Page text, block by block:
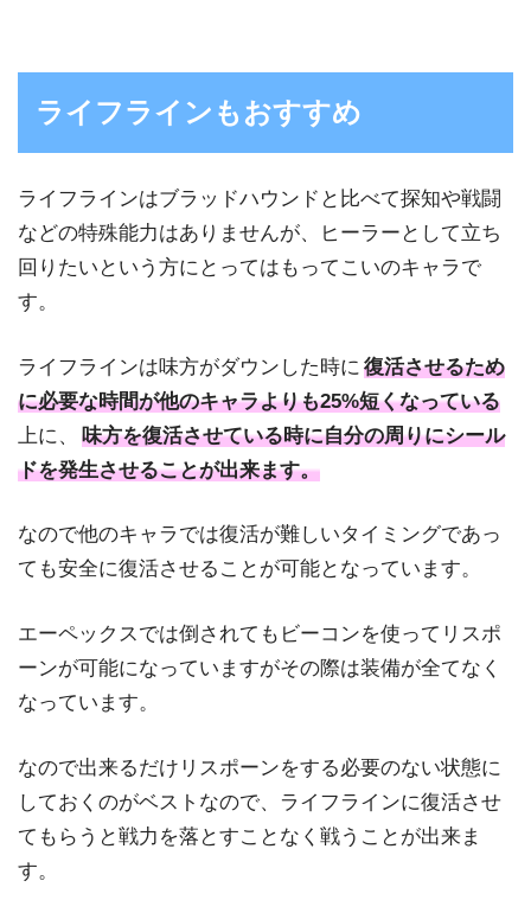
ライフラインもおすすめ
ライフラインはブラッドハウンドと比べて探知や戦闘
などの特殊能力はありませんが、ヒーラーとして立ち
回りたいという方にとってはもってこいのキャラで
す。
ライフラインは味方がダウンした時に 復活させるため
に必要な時間が他のキャラよりも25%短くなっている
上に、
味方を復活させている時に自分の周りにシール
ドを発生させることが出来ます。
なので他のキャラでは復活が難しいタイミングであっ
ても安全に復活させることが可能となっています。
エーペックスでは倒されてもビーコンを使ってリスポ
ーンが可能になっていますがその際は装備が全てなく
なっています。
なので出来るだけリスポーンをする必要のない状態に
しておくのがベストなので、ライフラインに復活させ
てもらうと戦力を落とすことなく戦うことが出来ま
す。